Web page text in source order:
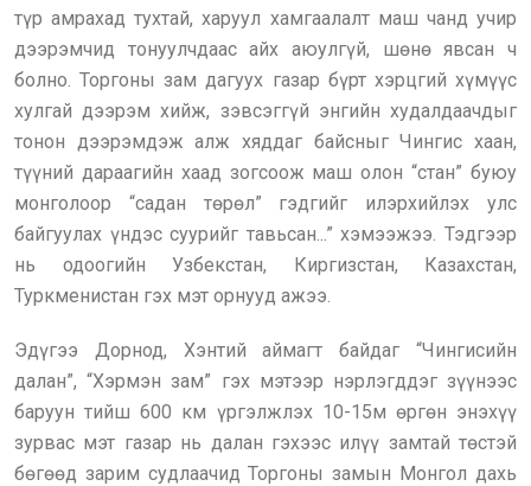
түр амрахад тухтай, харуул хамгаалалт маш чанд учир
дээрэмчид тонуулчдаас айх аюулгүй, шөнө явсан ч
болно. Торгоны зам дагуух газар бүрт хэрцгий хүмүүс
хулгай дээрэм хийж, зэвсэггүй энгийн худалдаачдыг
тонон дээрэмдэж алж хяддаг байсныг Чингис хаан,
түүний дараагийн хаад зогсоож маш олон “стан” буюу
монголоор “садан төрөл” гэдгийг илэрхийлэх улс
байгуулах үндэс суурийг тавьсан...” хэмээжээ. Тэдгээр
нь одоогийн Узбекстан, Киргизстан, Казахстан,
Туркменистан гэх мэт орнууд ажээ.
Эдүгээ Дорнод, Хэнтий аймагт байдаг “Чингисийн
далан”, “Хэрмэн зам” гэх мэтээр нэрлэгддэг зүүнээс
баруун тийш 600 км үргэлжлэх 10-15м өргөн энэхүү
зурвас мэт газар нь далан гэхээс илүү замтай төстэй
бөгөөд зарим судлаачид Торгоны замын Монгол дахь